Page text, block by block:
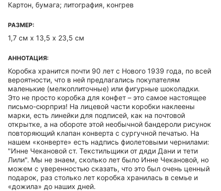
Картон, бумага; литография, конгрев
РАЗМЕР:
1,7 см х 13,5 х 23,5 см
АННОТАЦИЯ:
Коробка хранится почти 90 лет с Нового 1939 года, по всей
вероятности, что в ней предлагались покупателям
маленькие (мелкоплиточные) или фигурные шоколадки.
Это не просто коробка для конфет – это самое настоящее
письмо-сюрприз! На лицевой части коробки наклеены
марки, есть линейки для подписей, как на почтовой
открытке, а на обороте этой необычной бандероли рисунок
повторяющий клапан конверта с сургучной печатью. На
нашем «конверте» есть надпись фиолетовыми чернилами:
"Инне Чекановой ст. Текстильщики от дяди Дани и тети
Лили". Мы не знаем, сколько лет было Инне Чекановой, но
можем с уверенностью сказать, что это был очень ценный
подарок, раз столько лет коробка хранилась в семье и
«дожила» до наших дней.